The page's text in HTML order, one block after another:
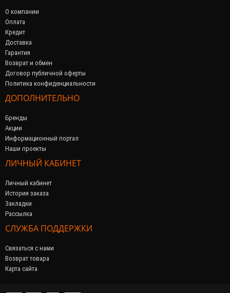
О компании
Оплата
Кредит
Доставка
Гарантия
Возврат и обмен
Договор публичной оферты
Политика конфиденциальности
ДОПОЛНИТЕЛЬНО
Бренды
Акции
Информационный портал
Наши проекты
ЛИЧНЫЙ КАБИНЕТ
Личный кабинет
История заказа
Закладки
Рассылка
СЛУЖБА ПОДДЕРЖКИ
Связаться с нами
Возврат товара
Карта сайта